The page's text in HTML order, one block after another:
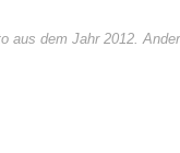
dem Jahr 2012.